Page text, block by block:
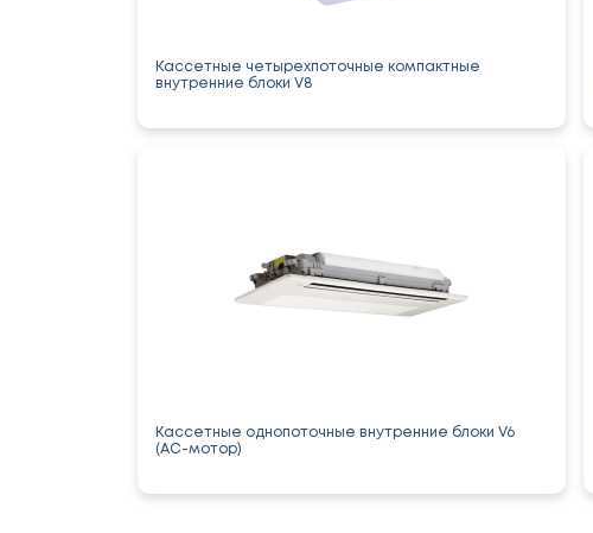
Кассетные четырехпоточные компактные
внутренние блоки V8
Кассетные однопоточные внутренние блоки V6
(AC-мотор)